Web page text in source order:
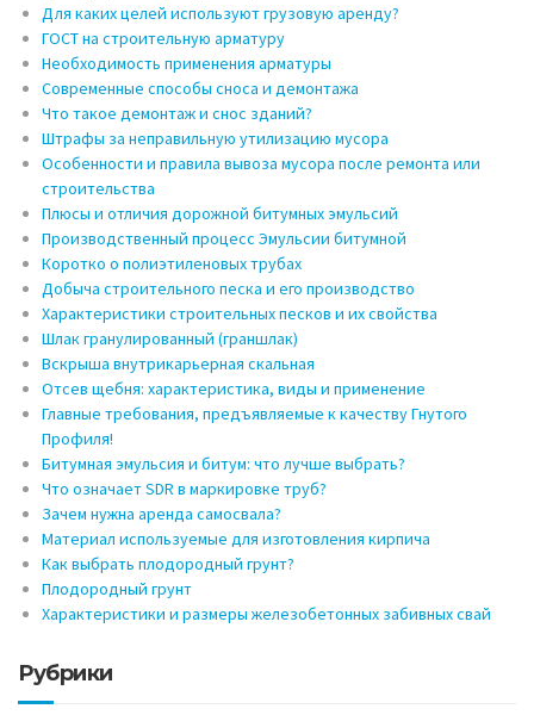
Для каких целей используют грузовую аренду?
ГОСТ на строительную арматуру
Необходимость применения арматуры
Современные способы сноса и демонтажа
Что такое демонтаж и снос зданий?
Штрафы за неправильную утилизацию мусора
Особенности и правила вывоза мусора после ремонта или
строительства
Плюсы и отличия дорожной битумных эмульсий
Производственный процесс Эмульсии битумной
Коротко о полиэтиленовых трубах
Добыча строительного песка и его производство
Характеристики строительных песков и их свойства
Шлак гранулированный (граншлак)
Вскрыша внутрикарьерная скальная
Отсев щебня: характеристика, виды и применение
Главные требования, предъявляемые к качеству Гнутого
Профиля!
Битумная эмульсия и битум: что лучше выбрать?
Что означает SDR в маркировке труб?
Зачем нужна аренда самосвала?
Материал используемые для изготовления кирпича
Как выбрать плодородный грунт?
Плодородный грунт
Характеристики и размеры железобетонных забивных свай
Рубрики